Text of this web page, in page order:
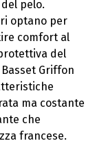
pelo.
optano per
comfort al
del
Griffon
ma costante
che
francese.